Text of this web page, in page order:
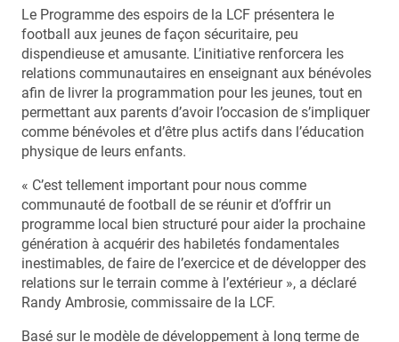
Le Programme des espoirs de la LCF présentera le
football aux jeunes de façon sécuritaire, peu
dispendieuse et amusante. L’initiative renforcera les
relations communautaires en enseignant aux bénévoles
afin de livrer la programmation pour les jeunes, tout en
permettant aux parents d’avoir l’occasion de s’impliquer
comme bénévoles et d’être plus actifs dans l’éducation
physique de leurs enfants.
« C’est tellement important pour nous comme
communauté de football de se réunir et d’offrir un
programme local bien structuré pour aider la prochaine
génération à acquérir des habiletés fondamentales
inestimables, de faire de l’exercice et de développer des
relations sur le terrain comme à l’extérieur », a déclaré
Randy Ambrosie, commissaire de la LCF.
Basé sur le modèle de développement à long terme de